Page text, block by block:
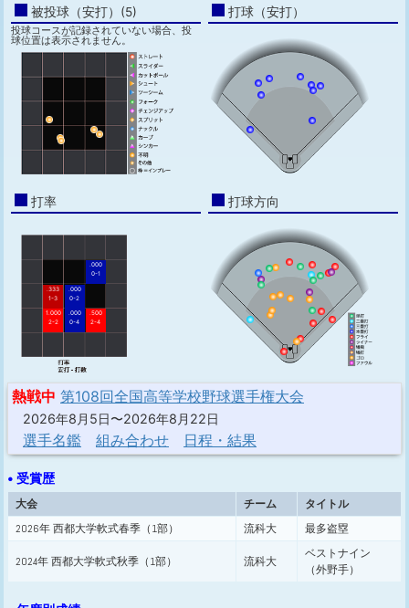
被投球（安打）(5)
投球コースが記録されていない場合、投
球位置は表示されません。
打球（安打）
打率
.000
0-1
.333
1-3
.000
0-2
1.000
2-2
.000
0-4
.500
2-4
打球方向
熱戦中 第108回全国高等学校野球選手権大会
2026年8月5日〜2026年8月22日
選手名鑑 組み合わせ 日程・結果
• 受賞歴
大会 チーム
タイトル
2026年 西都大学軟式春季（1部）
流科大 最多盗塁
2024年 西都大学軟式秋季（1部） 流科大
ベストナイン
（外野手）